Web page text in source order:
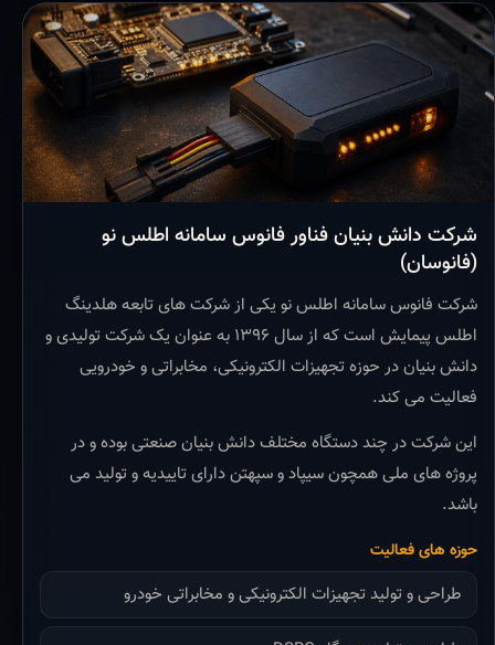
شرکت دانش بنیان فناور فانوس سامانه اطلس نو
(فانوسان)
شرکت فانوس سامانه اطلس نو یکی از شرکت های تابعه هلدینگ
اطلس پیمایش است که از سال ۱۳۹۶ به عنوان یک شرکت تولیدی و
دانش بنیان در حوزه تجهیزات الکترونیکی، مخابراتی و خودرویی
فعالیت می کند.
این شرکت در چند دستگاه مختلف دانش بنیان صنعتی بوده و در
پروژه های ملی همچون سیپاد و سپهتن دارای تاییدیه و تولید می
باشد.
حوزه های فعالیت
طراحی و تولید تجهیزات الکترونیکی و مخابراتی خودرو